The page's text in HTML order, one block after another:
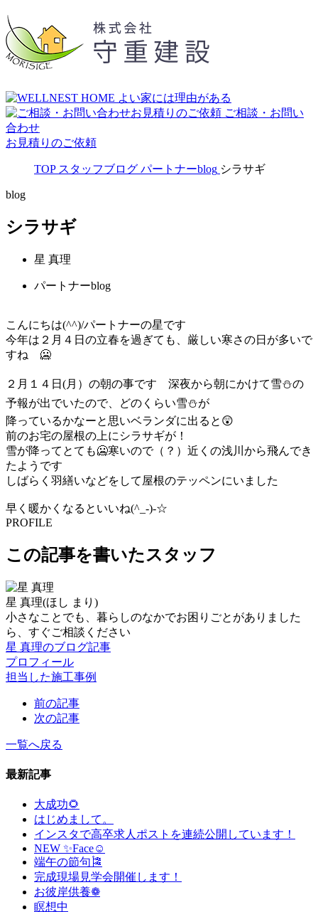
ご相談・お問い
合わせ
お見積りのご依頼
TOP スタッフブログ パートナーblog シラサギ
blog
シラサギ
星 真理
パートナーblog
こんにちは(^^)/パートナーの星です
今年は２月４日の立春を過ぎても、厳しい寒さの日が多いで
すね 🥶
２月１４日(月）の朝の事です 深夜から朝にかけて雪⛄の
予報が出でいたので、どのくらい雪⛄が
降っているかなーと思いベランダに出ると😲
前のお宅の屋根の上にシラサギが！
雪が降ってとても🥶寒いので（？）近くの浅川から飛んでき
たようです
しばらく羽繕いなどをして屋根のテッペンにいました
早く暖かくなるといいね(^_-)-☆
PROFILE
この記事を書いたスタッフ
星 真理(ほし まり)
小さなことでも、暮らしのなかでお困りごとがありました
ら、すぐご相談ください
星 真理のブログ記事
プロフィール
担当した施工事例
前の記事
次の記事
一覧へ戻る
最新記事
大成功🌻
はじめまして。
インスタで高卒求人ポストを連続公開しています！
NEW ✨Face☺
端午の節句🎏
完成現場見学会開催します！
お彼岸供養❁
瞑想中